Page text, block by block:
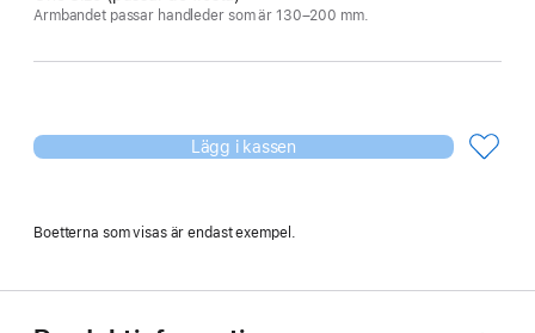
Armbandet passar handleder som är 130–200 mm.
Lägg i kassen
Boetterna som visas är endast exempel.